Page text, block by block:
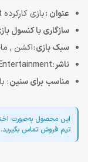
عنوان :بازی کارکرده Batman Arkham Knight , ششش برای PS4
سازگاری با کنسول
سبک بازی: اکشن ,
ناشر: Warner Bros. Interactive Entertainment
مناسب برای سنین:
این محصول به‌صورت
تیم فروش تماس بگیرید.